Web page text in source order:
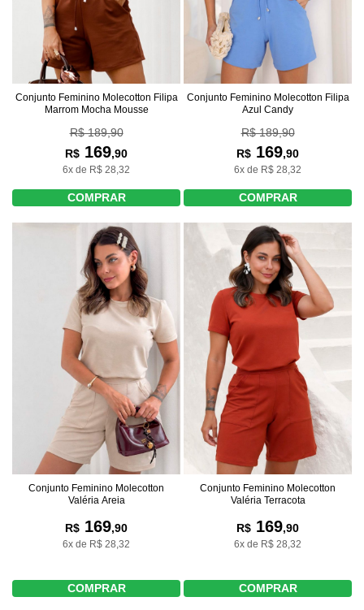
Conjunto Feminino Molecotton Filipa
Marrom Mocha Mousse
R$ 189,90
R$ 169,90
6x de R$ 28,32
COMPRAR
Conjunto Feminino Molecotton Filipa
Azul Candy
R$ 189,90
R$ 169,90
6x de R$ 28,32
COMPRAR
Conjunto Feminino Molecotton
Valéria Areia
R$ 169,90
6x de R$ 28,32
COMPRAR
Conjunto Feminino Molecotton
Valéria Terracota
R$ 169,90
6x de R$ 28,32
COMPRAR